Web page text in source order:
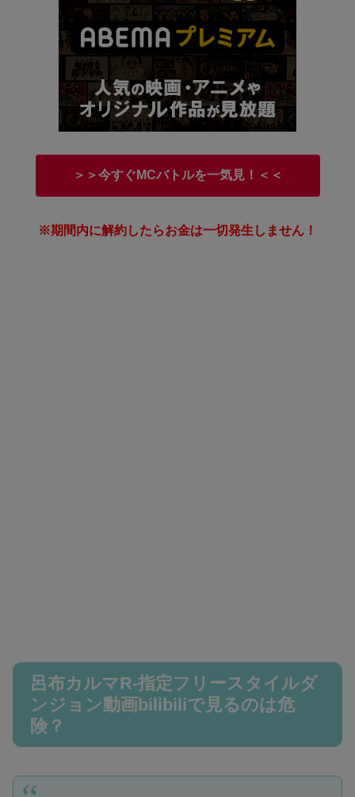
＞＞今すぐMCバトルを一気見！＜＜
※期間内に解約したらお金は一切発生しません！
呂布カルマR-指定フリースタイルダ
ンジョン動画bilibiliで見るのは危
険？